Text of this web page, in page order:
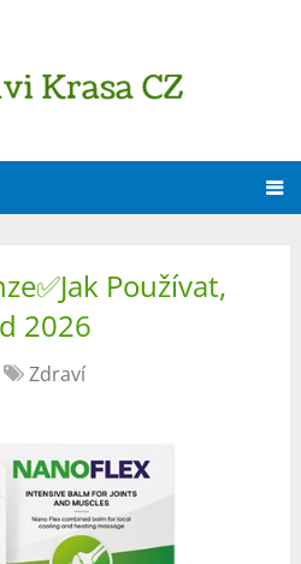
Používat,
2026
Zdraví